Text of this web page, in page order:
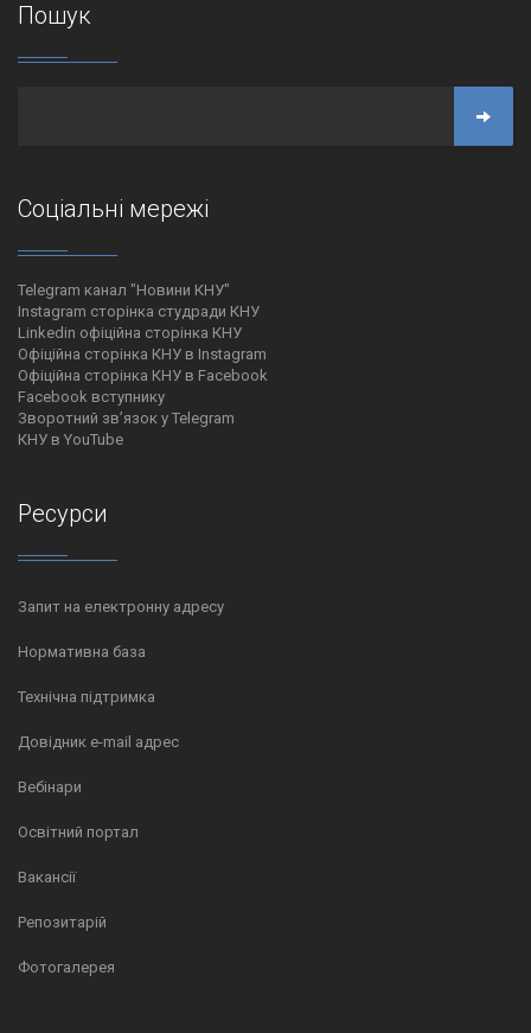
Пошук
Соціальні мережі
Telegram канал "Новини КНУ"
Instagram сторінка студради КНУ
Linkedin офіційна сторінка КНУ
Офіційна сторінка КНУ в Instagram
Офіційна сторінка КНУ в Facebook
Facebook вступнику
Зворотний зв’язок у Telegram
КНУ в YouTube
Ресурси
Запит на електронну адресу
Нормативна база
Технічна підтримка
Довідник e-mail адрес
Вебінари
Освітний портал
Вакансії
Репозитарій
Фотогалерея